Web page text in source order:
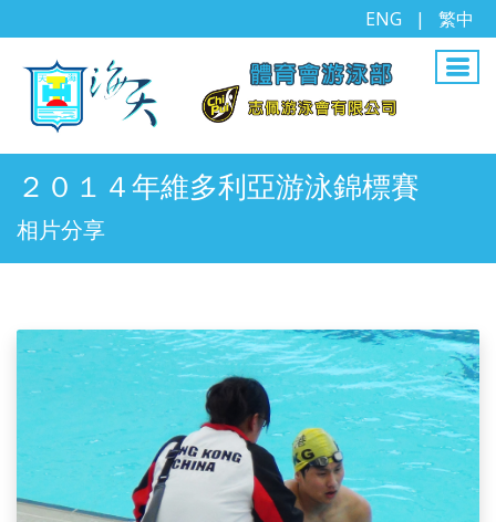
ENG | 繁中
２０１４年維多利亞游泳錦標賽
相片分享